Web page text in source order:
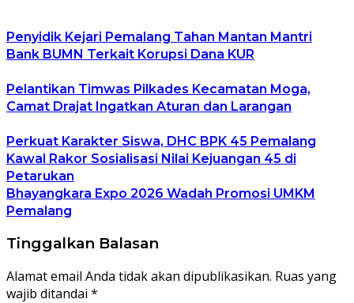
Penyidik Kejari Pemalang Tahan Mantan Mantri
Bank BUMN Terkait Korupsi Dana KUR
Pelantikan Timwas Pilkades Kecamatan Moga,
Camat Drajat Ingatkan Aturan dan Larangan
Perkuat Karakter Siswa, DHC BPK 45 Pemalang
Kawal Rakor Sosialisasi Nilai Kejuangan 45 di
Petarukan
Bhayangkara Expo 2026 Wadah Promosi UMKM
Pemalang
Tinggalkan Balasan
Alamat email Anda tidak akan dipublikasikan. Ruas yang
wajib ditandai *